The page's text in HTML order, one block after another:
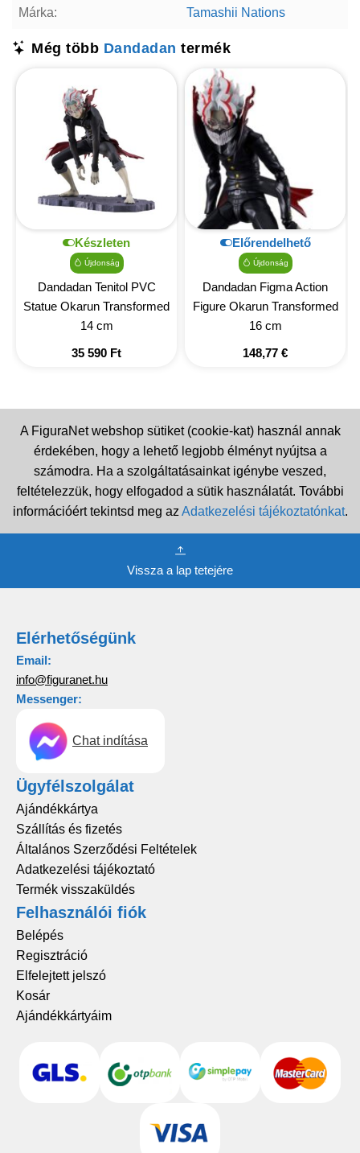
Márka: Tamashii Nations
Még több Dandadan termék
Készleten
Újdonság
Dandadan Tenitol PVC
Statue Okarun Transformed
14 cm
35 590 Ft
Előrendelhető
Újdonság
Dandadan Figma Action
Figure Okarun Transformed
16 cm
148,77 €
A FiguraNet webshop sütiket (cookie-kat) használ annak
érdekében, hogy a lehető legjobb élményt nyújtsa a
számodra. Ha a szolgáltatásainkat igénybe veszed,
feltételezzük, hogy elfogadod a sütik használatát. További
információért tekintsd meg az Adatkezelési tájékoztatónkat.
Vissza a lap tetejére
Elérhetőségünk
Email:
info@figuranet.hu
Messenger:
Chat indítása
Ügyfélszolgálat
Ajándékkártya
Szállítás és fizetés
Általános Szerződési Feltételek
Adatkezelési tájékoztató
Termék visszaküldés
Felhasználói fiók
Belépés
Regisztráció
Elfelejtett jelszó
Kosár
Ajándékkártyáim